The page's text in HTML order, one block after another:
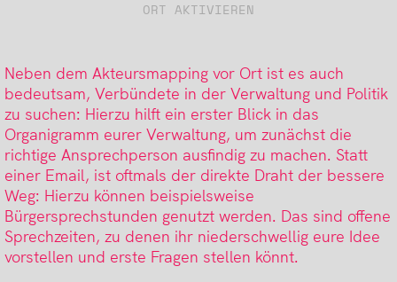
ORT AKTIVIEREN
Neben dem Akteursmapping vor Ort ist es auch
bedeutsam, Verbündete in der Verwaltung und Politik
zu suchen: Hierzu hilft ein erster Blick in das
Organigramm eurer Verwaltung, um zunächst die
richtige Ansprechperson ausfindig zu machen. Statt
einer Email, ist oftmals der direkte Draht der bessere
Weg: Hierzu können beispielsweise
Bürgersprechstunden genutzt werden. Das sind offene
Sprechzeiten, zu denen ihr niederschwellig eure Idee
vorstellen und erste Fragen stellen könnt.